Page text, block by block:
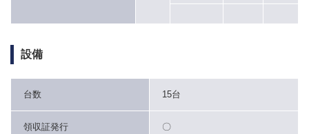
設備
台数 15台
領収証発行 〇